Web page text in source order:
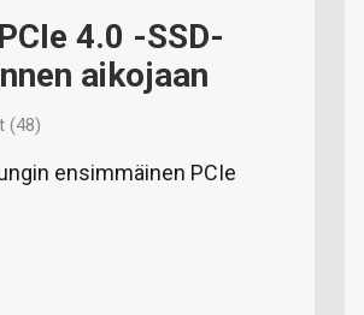
4.0 -SSD-
aikojaan
(48)
ensimmäinen PCIe